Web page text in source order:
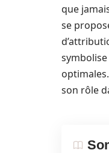
que
se
son rôle